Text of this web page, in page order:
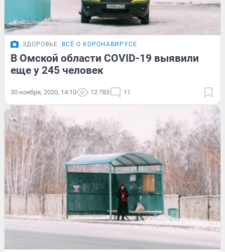
ЗДОРОВЬЕ ВСЁ О КОРОНАВИРУСЕ
В Омской области COVID-19 выявили
еще у 245 человек
30 ноября, 2020, 14:10 12 783 11